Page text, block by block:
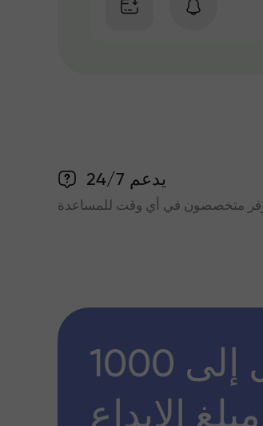
يدعم 24/7
متخصصون في أي وقت للمساعدة
مكافأة إيداع تصل إلى 1000